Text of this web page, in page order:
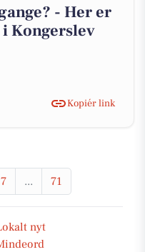
- Her er
Kongerslev
Kopiér link
7 ... 71
nyt